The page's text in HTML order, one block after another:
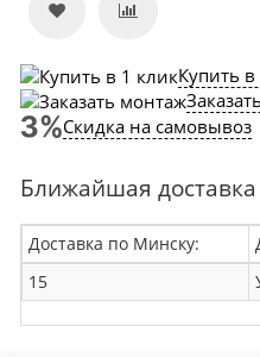
Купить
Скидка на самовывоз
Ближайшая доставка
Доставка по Минску:
15